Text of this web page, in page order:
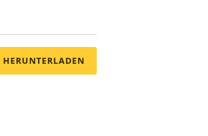
HERUNTERLADEN